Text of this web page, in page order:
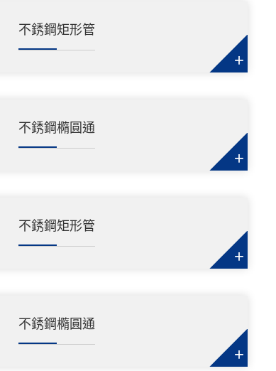
不銹鋼矩形管
+
不銹鋼橢圓通
+
不銹鋼矩形管
+
不銹鋼橢圓通
+